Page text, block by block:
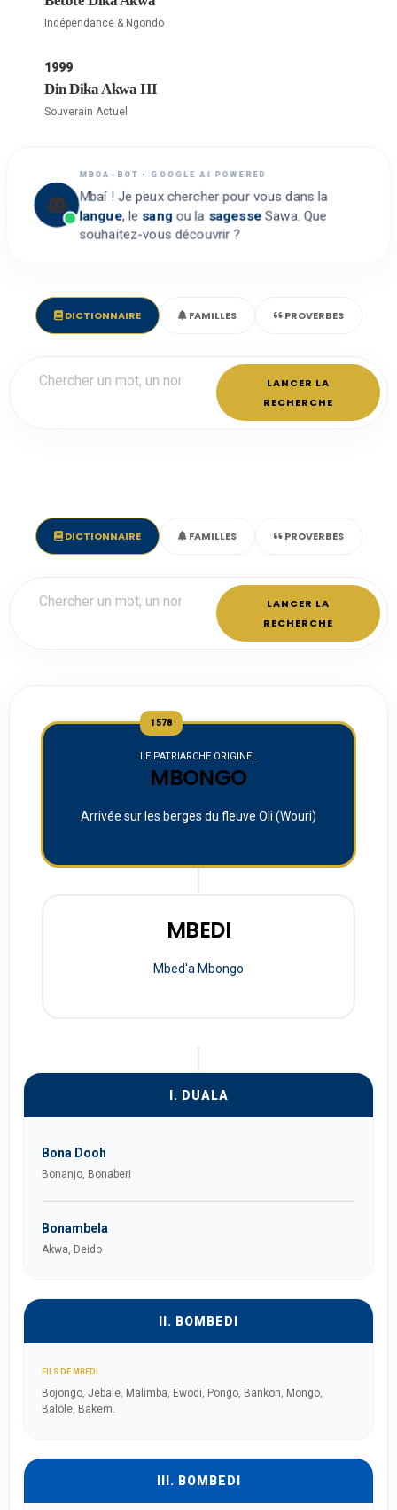
Indépendance & Ngondo
1999
Din Dika Akwa III
Souverain Actuel
MBOA-BOT • GOOGLE AI POWERED
Mbaí ! Je peux chercher pour vous dans la
langue, le sangou la sagesseSawa. Que
souhaitez-vous découvrir ?
DICTIONNAIRE FAMILLES PROVERBES
LANCER LA
RECHERCHE
DICTIONNAIRE FAMILLES PROVERBES
LANCER LA
RECHERCHE
1578
LE PATRIARCHE ORIGINEL
MBONGO
Arrivée sur les berges du fleuve Oli (Wouri)
MBEDI
Mbed'a Mbongo
I. DUALA
Bona Dooh
Bonanjo, Bonaberi
Bonambela
Akwa, Deido
II. BOMBEDI
FILS DE MBEDI
Bojongo, Jebale, Malimba, Ewodi, Pongo, Bankon, Mongo,
Balole, Bakem.
III. BOMBEDI